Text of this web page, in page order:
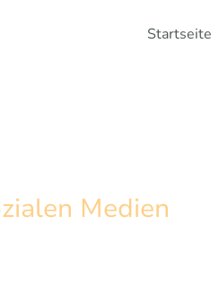
Startseite
Medien